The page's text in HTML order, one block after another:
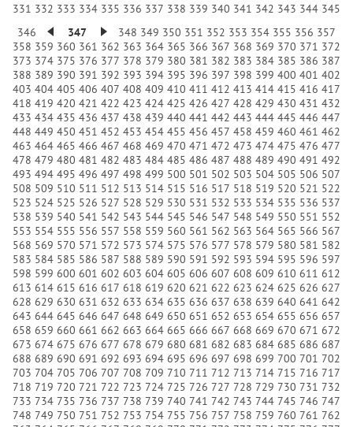
331 332 333 334 335 336 337 338 339 340 341 342 343 344 345
346
347 348 349 350 351 352 353 354 355 356 357
358 359 360 361 362 363 364 365 366 367 368 369 370 371 372
373 374 375 376 377 378 379 380 381 382 383 384 385 386 387
388 389 390 391 392 393 394 395 396 397 398 399 400 401 402
403 404 405 406 407 408 409 410 411 412 413 414 415 416 417
418 419 420 421 422 423 424 425 426 427 428 429 430 431 432
433 434 435 436 437 438 439 440 441 442 443 444 445 446 447
448 449 450 451 452 453 454 455 456 457 458 459 460 461 462
463 464 465 466 467 468 469 470 471 472 473 474 475 476 477
478 479 480 481 482 483 484 485 486 487 488 489 490 491 492
493 494 495 496 497 498 499 500 501 502 503 504 505 506 507
508 509 510 511 512 513 514 515 516 517 518 519 520 521 522
523 524 525 526 527 528 529 530 531 532 533 534 535 536 537
538 539 540 541 542 543 544 545 546 547 548 549 550 551 552
553 554 555 556 557 558 559 560 561 562 563 564 565 566 567
568 569 570 571 572 573 574 575 576 577 578 579 580 581 582
583 584 585 586 587 588 589 590 591 592 593 594 595 596 597
598 599 600 601 602 603 604 605 606 607 608 609 610 611 612
613 614 615 616 617 618 619 620 621 622 623 624 625 626 627
628 629 630 631 632 633 634 635 636 637 638 639 640 641 642
643 644 645 646 647 648 649 650 651 652 653 654 655 656 657
658 659 660 661 662 663 664 665 666 667 668 669 670 671 672
673 674 675 676 677 678 679 680 681 682 683 684 685 686 687
688 689 690 691 692 693 694 695 696 697 698 699 700 701 702
703 704 705 706 707 708 709 710 711 712 713 714 715 716 717
718 719 720 721 722 723 724 725 726 727 728 729 730 731 732
733 734 735 736 737 738 739 740 741 742 743 744 745 746 747
748 749 750 751 752 753 754 755 756 757 758 759 760 761 762